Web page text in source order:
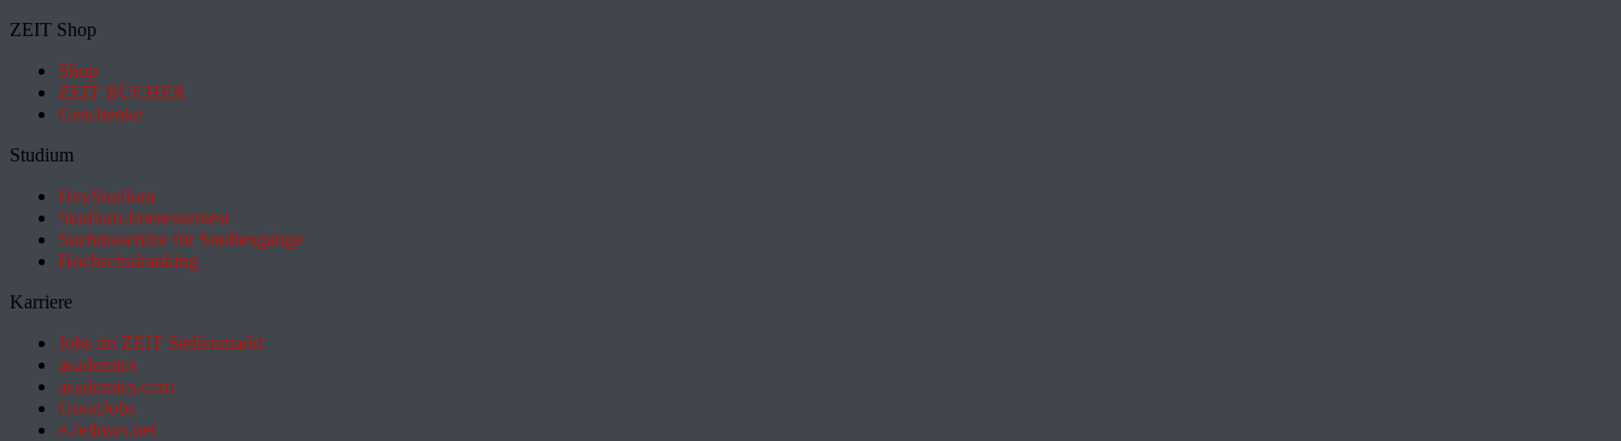
ZEIT Shop
Shop
ZEIT BÜCHER
Geschenke
Studium
HeyStudium
Studium-Interessentest
Suchmaschine für Studiengänge
Hochschulranking
Karriere
Jobs im ZEIT Stellenmarkt
academics
academics.com
GoodJobs
e-fellows.net